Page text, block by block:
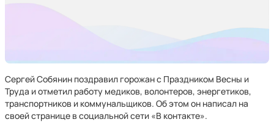
Сергей Собянин поздравил горожан с Праздником Весны и
Труда и отметил работу медиков, волонтеров, энергетиков,
транспортников и коммунальщиков. Об этом он написал на
своей странице в социальной сети «В контакте».